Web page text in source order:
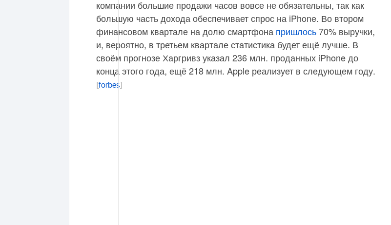
компании большие продажи часов вовсе не обязательны, так как
большую часть дохода обеспечивает спрос на iPhone. Во втором
финансовом квартале на долю смартфона пришлось70% выручки,
и, вероятно, в третьем квартале статистика будет ещё лучше. В
своём прогнозе Харгривз указал 236 млн. проданных iPhone до
конца этого года, ещё 218 млн. Apple реализует в следующем году.
forbes